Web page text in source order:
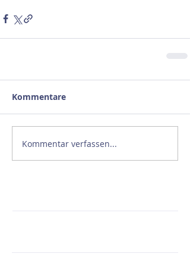
Kommentare
Kommentar verfassen...